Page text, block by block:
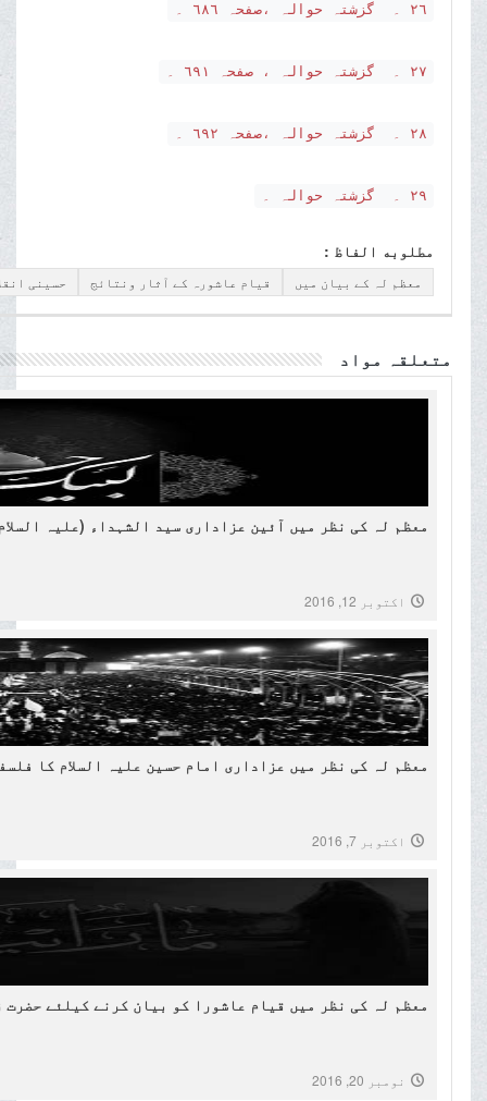
٢٦ ۔ گزشتہ حوالہ ،صفحہ ٦٨٦ ۔
٢٧ ۔ گزشتہ حوالہ ، صفحہ ٦٩١ ۔
٢٨ ۔ گزشتہ حوالہ ،صفحہ ٦٩٢ ۔
٢٩ ۔ گزشتہ حوالہ ۔
مطلوبه الفاظ :
معظم لہ کے بیان میں قیام عاشورہ کے آثار ونتائج حسینی
متعلقہ مواد
معظم لہ کی نظر میں آئین عزاداری سید الشہداء (علیہ
اکتوبر 12, 2016
معظم لہ کی نظر میں عزاداری امام حسین علیہ السلام کا
اکتوبر 7, 2016
معظم لہ کی نظر میں قیام عاشورا کو بیان کرنے کیلئے
نومبر 20, 2016